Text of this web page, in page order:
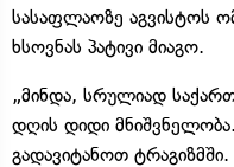
სასაფლაოზე აგვისტოს
ხსოვნას პატივი მიაგო.
„მინდა, სრულიად
დღის დიდი
გადავიტანოთ